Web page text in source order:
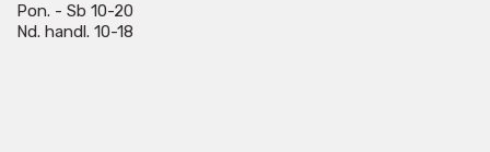
Pon. - Sb 10-20
Nd. handl. 10-18